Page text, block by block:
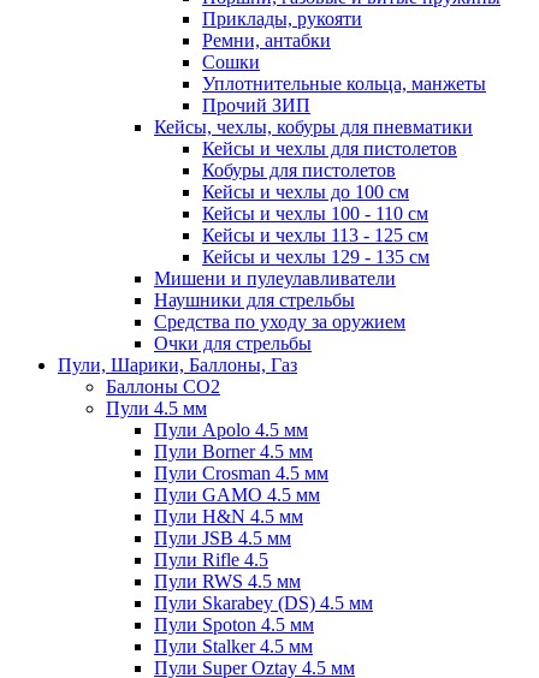
Приклады, рукояти
Ремни, антабки
Сошки
Уплотнительные кольца, манжеты
Прочий ЗИП
Кейсы, чехлы, кобуры для пневматики
Кейсы и чехлы для пистолетов
Кобуры для пистолетов
Кейсы и чехлы до 100 см
Кейсы и чехлы 100 - 110 см
Кейсы и чехлы 113 - 125 см
Кейсы и чехлы 129 - 135 см
Мишени и пулеулавливатели
Наушники для стрельбы
Средства по уходу за оружием
Очки для стрельбы
Пули, Шарики, Баллоны, Газ
Баллоны CO2
Пули 4.5 мм
Пули Apolo 4.5 мм
Пули Borner 4.5 мм
Пули Crosman 4.5 мм
Пули GAMO 4.5 мм
Пули H&N 4.5 мм
Пули JSB 4.5 мм
Пули Rifle 4.5
Пули RWS 4.5 мм
Пули Skarabey (DS) 4.5 мм
Пули Spoton 4.5 мм
Пули Stalker 4.5 мм
Пули Super Oztay 4.5 мм